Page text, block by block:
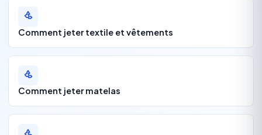
Comment jeter textile et vêtements
Comment jeter matelas